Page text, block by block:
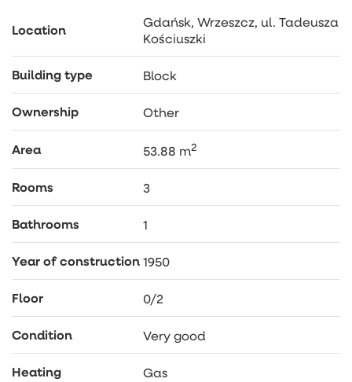
To idealna propozycja dla osób szukających
inwestorów planujących wynajem dla turystów.
Location
Gdańsk, Wrzeszcz, ul. Tadeusza
Kościuszki
Building type Block
Ownership Other
Area 53.88 m2
Rooms 3
Bathrooms 1
Year of construction1950
Floor 0/2
Condition Very good
Heating Gas